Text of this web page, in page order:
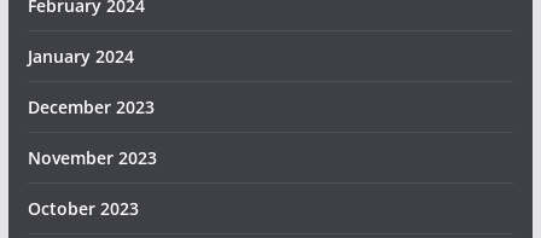
February 2024
January 2024
December 2023
November 2023
October 2023